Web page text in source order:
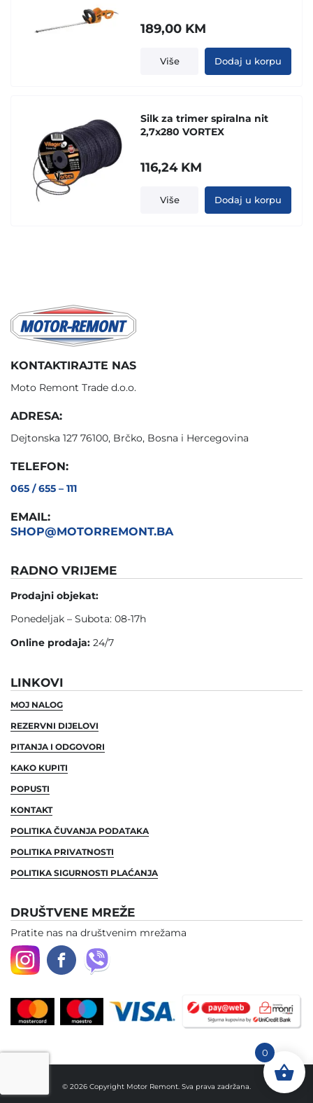
189,00 KM
Više Dodaj u korpu
Silk za trimer spiralna nit
2,7x280 VORTEX
116,24 KM
Više Dodaj u korpu
KONTAKTIRAJTE NAS
Moto Remont Trade d.o.o.
ADRESA:
Dejtonska 127 76100, Brčko, Bosna i Hercegovina
TELEFON:
065 / 655 – 111
EMAIL:
SHOP@MOTORREMONT.BA
RADNO VRIJEME
Prodajni objekat:
Ponedeljak – Subota: 08-17h
Online prodaja: 24/7
LINKOVI
MOJ NALOG
REZERVNI DIJELOVI
PITANJA I ODGOVORI
KAKO KUPITI
POPUSTI
KONTAKT
POLITIKA ČUVANJA PODATAKA
POLITIKA PRIVATNOSTI
POLITIKA SIGURNOSTI PLAĆANJA
DRUŠTVENE MREŽE
Pratite nas na društvenim mrežama
© 2026 Copyright Motor Remont. Sva prava zadržana.
0